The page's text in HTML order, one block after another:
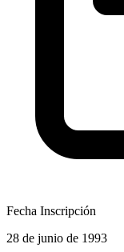
Fecha Inscripción
28 de junio de 1993